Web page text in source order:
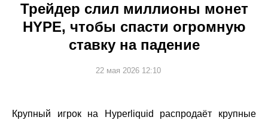
Трейдер слил миллионы монет
HYPE, чтобы спасти огромную
ставку на падение
22 мая 2026 12:10
Крупный игрок на Hyperliquid распродаёт крупные